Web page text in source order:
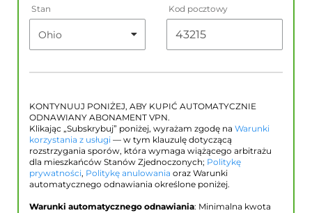
Stan Kod pocztowy
KONTYNUUJ PONIŻEJ, ABY KUPIĆ AUTOMATYCZNIE
ODNAWIANY ABONAMENT VPN.
Klikając „Subskrybuj” poniżej, wyrażam zgodę na Warunki
korzystania z usługi — w tym klauzulę dotyczącą
rozstrzygania sporów, która wymaga wiążącego arbitrażu
dla mieszkańców Stanów Zjednoczonych; Politykę
prywatności, Politykę anulowania oraz Warunki
automatycznego odnawiania określone poniżej.
Warunki automatycznego odnawiania: Minimalna kwota